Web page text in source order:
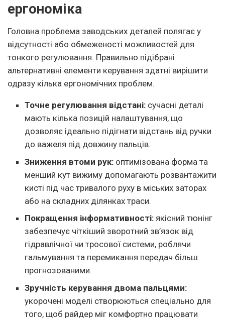
ергономіка
Головна проблема заводських деталей полягає у
відсутності або обмеженості можливостей для
тонкого регулювання. Правильно підібрані
альтернативні елементи керування здатні вирішити
одразу кілька ергономічних проблем.
Точне регулювання відстані: сучасні деталі
мають кілька позицій налаштування, що
дозволяє ідеально підігнати відстань від ручки
до важеля під довжину пальців.
Зниження втоми рук: оптимізована форма та
менший кут вижиму допомагають розвантажити
кисті під час тривалого руху в міських заторах
або на складних ділянках траси.
Покращення інформативності: якісний тюнінг
забезпечує чіткіший зворотний зв’язок від
гідравлічної чи тросової системи, роблячи
гальмування та перемикання передач більш
прогнозованими.
Зручність керування двома пальцями:
укорочені моделі створюються спеціально для
того, щоб райдер міг комфортно працювати